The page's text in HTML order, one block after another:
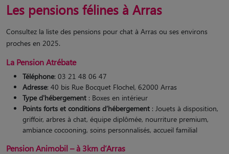
Les pensions félines à Arras
Consultez la liste des pensions pour chat à Arras ou ses environs
proches en 2025.
La Pension Atrébate
Téléphone: 03 21 48 06 47
Adresse: 40 bis Rue Bocquet Flochel, 62000 Arras
Type d'hébergement : Boxes en intérieur
Points forts et conditions d’hébergement : Jouets à disposition,
griffoir, arbres à chat, équipe diplômée, nourriture premium,
ambiance cocooning, soins personnalisés, accueil familial​
Pension Animobil – à 3km d’Arras